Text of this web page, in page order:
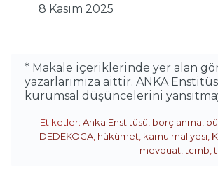
8 Kasım 2025
* Makale içeriklerinde yer alan
yazarlarımıza aittir. ANKA
kurumsal düşüncelerini
Etiketler: Anka Enstitüsü, borçlanma,
DEDEKOCA, hükümet, kamu maliyesi,
mevduat,tcmb,